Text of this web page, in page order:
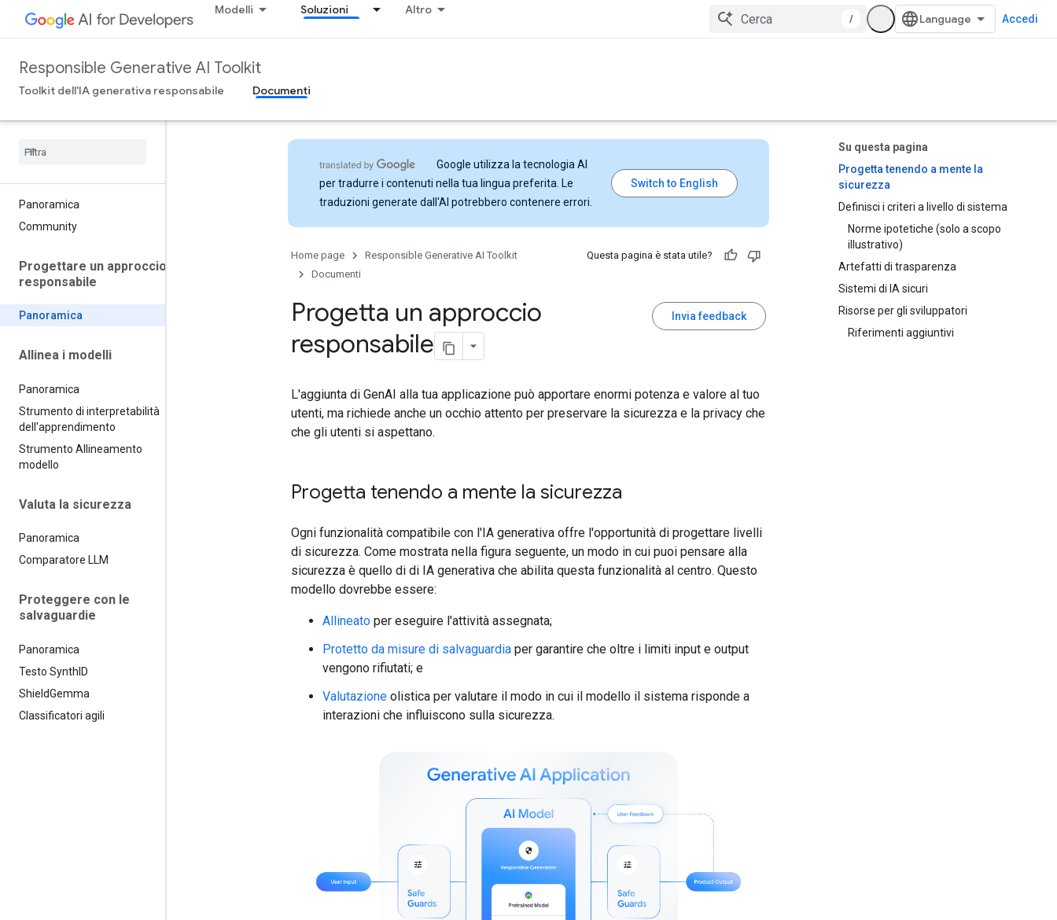
Modelli Soluzioni Altro
/ Accedi
Responsible Generative AI Toolkit
Toolkit dell'IA generativa responsabile Documenti
Panoramica
Community
Progettare un approccio
responsabile
Panoramica
Allinea i modelli
Panoramica
Strumento di interpretabilità
dell'apprendimento
Strumento Allineamento
modello
Valuta la sicurezza
Panoramica
Comparatore LLM
Proteggere con le
salvaguardie
Panoramica
Testo SynthID
ShieldGemma
Classificatori agili
Su questa pagina
Progetta tenendo a mente la
sicurezza
Definisci i criteri a livello di sistema
Norme ipotetiche (solo a scopo
illustrativo)
Artefatti di trasparenza
Sistemi di IA sicuri
Risorse per gli sviluppatori
Riferimenti aggiuntivi
Google utilizza la tecnologia AI
per tradurre i contenuti nella tua lingua preferita. Le
traduzioni generate dall'AI potrebbero contenere errori.
Home page
Responsible Generative AI Toolkit
Documenti
Questa pagina è stata utile?
Invia feedback
Progetta un approccio
responsabile
L'aggiunta di GenAI alla tua applicazione può apportare enormi potenza e valore al tuo
utenti, ma richiede anche un occhio attento per preservare la sicurezza e la privacy che
che gli utenti si aspettano.
Progetta tenendo a mente la sicurezza
Ogni funzionalità compatibile con l'IA generativa offre l'opportunità di progettare livelli
di sicurezza. Come mostrata nella figura seguente, un modo in cui puoi pensare alla
sicurezza è quello di di IA generativa che abilita questa funzionalità al centro. Questo
modello dovrebbe essere:
Allineato per eseguire l'attività assegnata;
Protetto da misure di salvaguardia per garantire che oltre i limiti input e output
vengono rifiutati; e
Valutazione olistica per valutare il modo in cui il modello il sistema risponde a
interazioni che influiscono sulla sicurezza.